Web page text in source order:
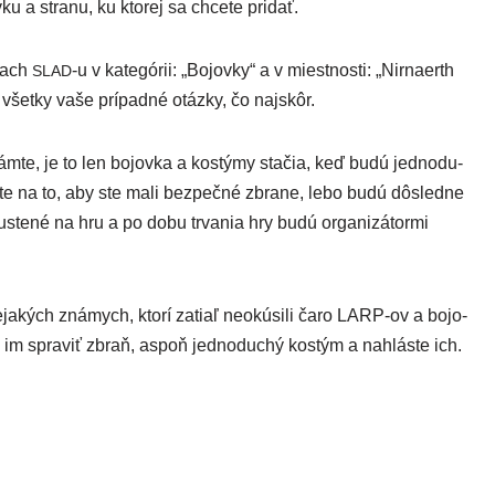
a stra­nu, ku kto­rej sa chce­te pridať.
SLAD‑u v kate­gó­rii: „Bojovky“ a v miest­nos­ti: „Nirnaerth
vaše prí­pad­né otáz­ky, čo najskôr.
je to len bojov­ka a kos­tý­my sta­čia, keď budú jed­no­du­
na to, aby ste mali bez­peč­né zbra­ne, lebo budú dôsled­ne
na hru a po dobu trva­nia hry budú orga­ni­zá­tor­mi
zná­mych, kto­rí zatiaľ neokú­si­li čaro LARP-ov a bojo­
spra­viť zbraň, aspoň jed­no­du­chý kos­tým a nahlás­te ich.